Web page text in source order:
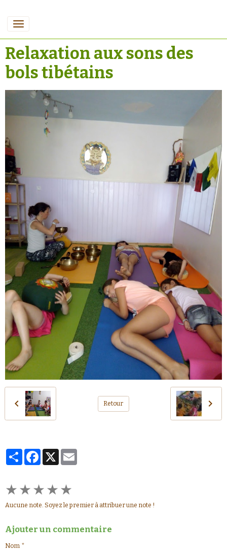
Relaxation aux sons des
bols tibétains
Retour
PartagerFacebook
★★★★★
Aucune note. Soyez le premier à attribuer une note !
Ajouter un commentaire
Nom